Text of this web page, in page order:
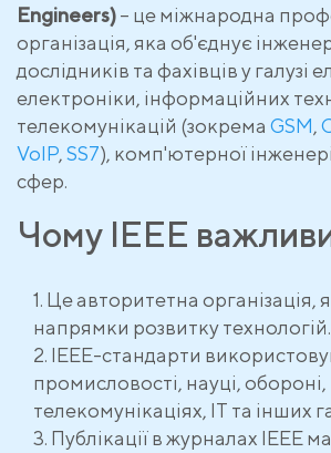
Engineers)– це міжнародна
організація, яка об'єднує
дослідників та фахівців у галузі
електроніки, інформаційних
телекомунікацій (зокрема GSM,
VoIP,SS7), комп'ютерної
сфер.
Чому IEEE
Це авторитетна організація,
напрямки розвитку технологій.
IEEE-стандарти
промисловості, науці, обороні,
телекомунікаціях, IT та інших
Публікації в журналах IEEE